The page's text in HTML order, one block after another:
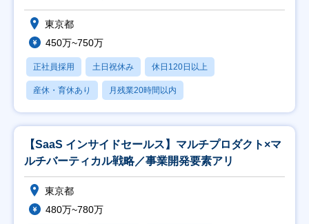
東京都
450万~750万
正社員採用 土日祝休み 休日120日以上
産休・育休あり 月残業20時間以内
【SaaS インサイドセールス】マルチプロダクト×マ
ルチバーティカル戦略／事業開発要素アリ
東京都
480万~780万